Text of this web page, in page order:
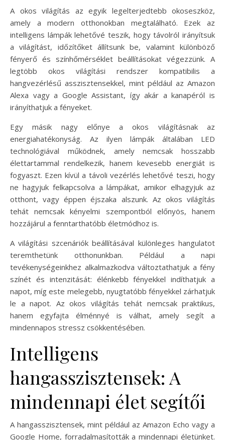
A okos világítás az egyik legelterjedtebb okoseszköz,
amely a modern otthonokban megtalálható. Ezek az
intelligens lámpák lehetővé teszik, hogy távolról irányítsuk
a világítást, időzítőket állítsunk be, valamint különböző
fényerő és színhőmérséklet beállításokat végezzünk. A
legtöbb okos világítási rendszer kompatibilis a
hangvezérlésű asszisztensekkel, mint például az Amazon
Alexa vagy a Google Assistant, így akár a kanapéról is
irányíthatjuk a fényeket.
Egy másik nagy előnye a okos világításnak az
energiahatékonyság. Az ilyen lámpák általában LED
technológiával működnek, amely nemcsak hosszabb
élettartammal rendelkezik, hanem kevesebb energiát is
fogyaszt. Ezen kívül a távoli vezérlés lehetővé teszi, hogy
ne hagyjuk felkapcsolva a lámpákat, amikor elhagyjuk az
otthont, vagy éppen éjszaka alszunk. Az okos világítás
tehát nemcsak kényelmi szempontból előnyös, hanem
hozzájárul a fenntarthatóbb életmódhoz is.
A világítási szcenáriók beállításával különleges hangulatot
teremthetünk otthonunkban. Például a napi
tevékenységeinkhez alkalmazkodva változtathatjuk a fény
színét és intenzitását: élénkebb fényekkel indíthatjuk a
napot, míg este melegebb, nyugtatóbb fényekkel zárhatjuk
le a napot. Az okos világítás tehát nemcsak praktikus,
hanem egyfajta élménnyé is válhat, amely segít a
mindennapos stressz csökkentésében.
Intelligens
hangasszisztensek: A
mindennapi élet segítői
A hangasszisztensek, mint például az Amazon Echo vagy a
Google Home, forradalmasították a mindennapi életünket.